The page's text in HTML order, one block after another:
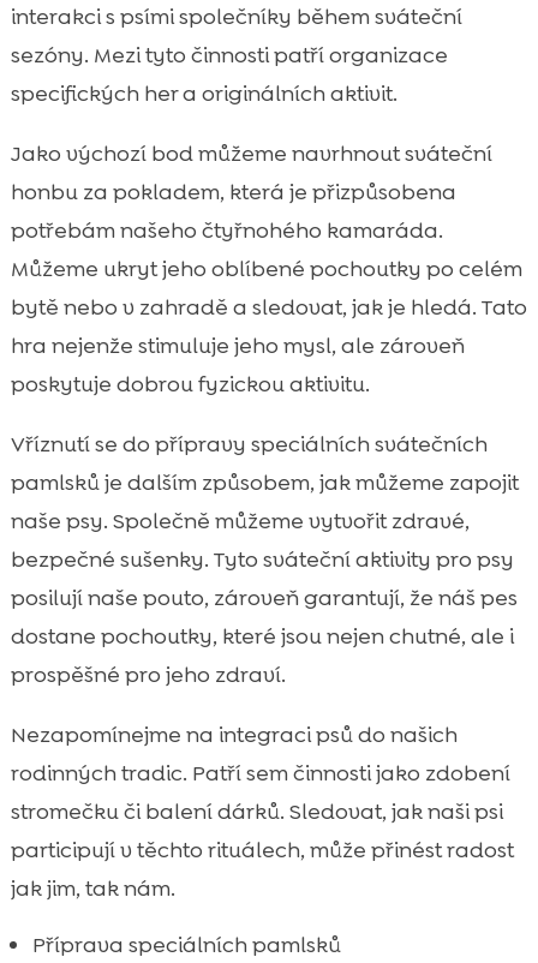
interakci s psími společníky během sváteční
sezóny. Mezi tyto činnosti patří organizace
specifických her a originálních aktivit.
Jako výchozí bod můžeme navrhnout sváteční
honbu za pokladem, která je přizpůsobena
potřebám našeho čtyřnohého kamaráda.
Můžeme ukryt jeho oblíbené pochoutky po celém
bytě nebo v zahradě a sledovat, jak je hledá. Tato
hra nejenže stimuluje jeho mysl, ale zároveň
poskytuje dobrou fyzickou aktivitu.
Vříznutí se do přípravy speciálních svátečních
pamlsků je dalším způsobem, jak můžeme zapojit
naše psy. Společně můžeme vytvořit zdravé,
bezpečné sušenky. Tyto sváteční aktivity pro psy
posilují naše pouto, zároveň garantují, že náš pes
dostane pochoutky, které jsou nejen chutné, ale i
prospěšné pro jeho zdraví.
Nezapomínejme na integraci psů do našich
rodinných tradic. Patří sem činnosti jako zdobení
stromečku či balení dárků. Sledovat, jak naši psi
participují v těchto rituálech, může přinést radost
jak jim, tak nám.
Příprava speciálních pamlsků